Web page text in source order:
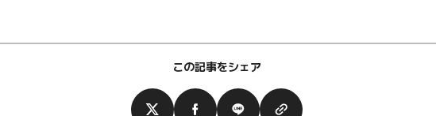
この記事をシェア